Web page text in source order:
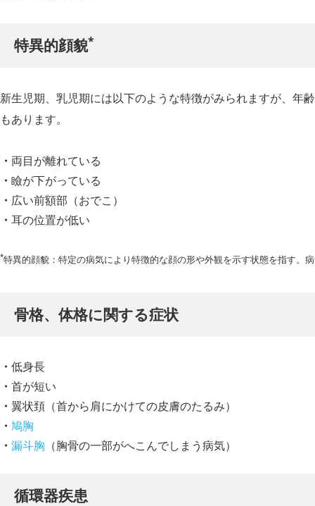
特異的顔貌*
新生児期、乳児期には以下のような特徴がみられますが、年
もあります。
両目が離れている
瞼が下がっている
広い前額部（おでこ）
耳の位置が低い
*特異的顔貌：特定の病気により特徴的な顔の形や外観を示す状態を指す。
骨格、体格に関する症状
低身長
首が短い
翼状頚（首から肩にかけての皮膚のたるみ）
鳩胸
漏斗胸 （胸骨の一部がへこんでしまう病気）
循環器疾患